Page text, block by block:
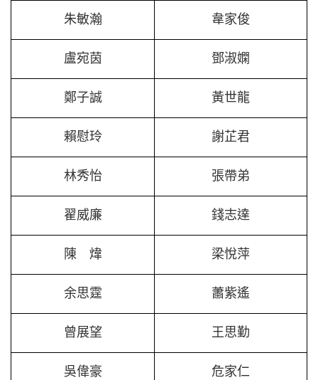
朱敏瀚 韋家俊
盧宛茵 鄧淑嫻
鄭子誠 黃世龍
賴慰玲 謝芷君
林秀怡 張帶弟
翟威廉 錢志達
陳 煒 梁悅萍
余思霆 蕭紫遙
曾展望 王思勤
吳偉豪 危家仁